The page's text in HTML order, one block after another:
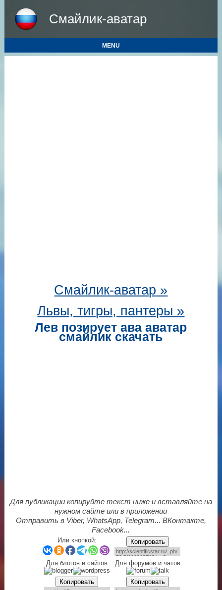
Смайлик-аватар
MENU
Смайлик-аватар »
Львы, тигры, пантеры »
Лев позирует ава аватар
смайлик скачать
Для публикации копируйте текст ниже и вставляйте на
нужном сайте или в приложении
Отправить в Viber, WhatsApp, Telegram... ВКонтакте,
Facebook...
Или кнопкой: Копировать
Для блогов и сайтов Для форумов и чатов
Копировать Копировать